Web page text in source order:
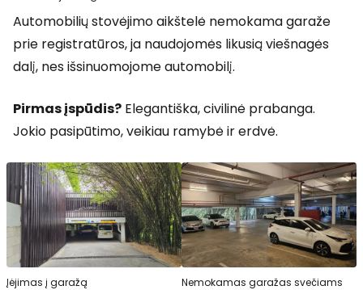
Automobilių stovėjimo aikštelė nemokama garaže
prie registratūros, ja naudojomės likusią viešnagės
dalį, nes išsinuomojome automobilį.
Pirmas įspūdis? Elegantiška, civilinė prabanga.
Jokio pasipūtimo, veikiau ramybė ir erdvė.
Įėjimas į garažą Nemokamas garažas svečiams